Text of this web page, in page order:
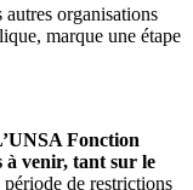
organisations
marque une étape
Fonction
à venir, tant sur le
période de restrictions